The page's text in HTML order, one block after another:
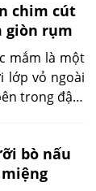
và vất vả
ăn ngon
ngày cuối
khi ăn cùng
chim cút
giòn rụm
mắm là một
lớp vỏ ngoài
trong đậm
buổi tụ
bò nấu